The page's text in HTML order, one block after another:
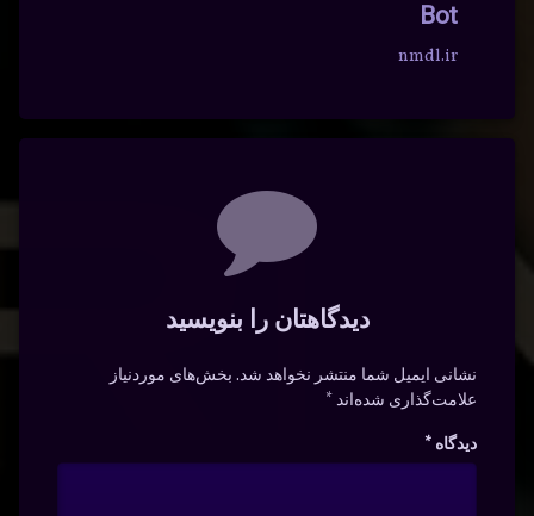
Bot
nmdl.ir
دیدگاهتان را بنویسید
نشانی ایمیل شما منتشر نخواهد شد. بخش‌های موردنیاز
علامت‌گذاری شده‌اند*
دیدگاه *